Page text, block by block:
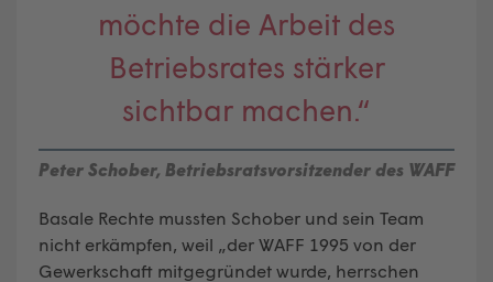
möchte die Arbeit des
Betriebsrates stärker
sichtbar machen.“
Peter Schober, Betriebsratsvorsitzender des WAFF
Basale Rechte mussten Schober und sein Team
nicht erkämpfen, weil „der WAFF 1995 von der
Gewerkschaft mitgegründet wurde, herrschen